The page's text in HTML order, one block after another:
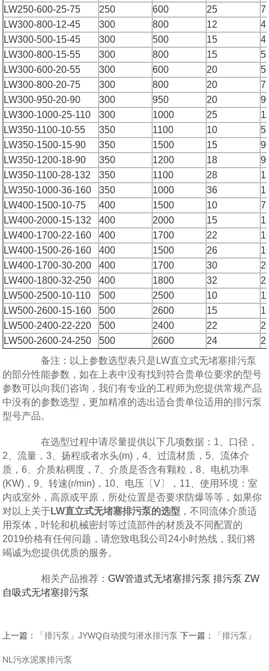
LW250-600-25-75 250 600 25
LW300-800-12-45
300 800 12
LW300-500-15-45
300 500 15
LW300-800-15-55
300 800 15
LW300-600-20-55
300 600 20
LW300-800-20-75
300 800 20
LW300-950-20-90
300 950 20
LW300-1000-25-110
300 1000 25
LW350-1100-10-55
350 1100 10
LW350-1500-15-90
350 1500 15
LW350-1200-18-90
350 1200 18
LW350-1100-28-132
350 1100 28
LW350-1000-36-160
350 1000 36
LW400-1500-10-75
400 1500 10
LW400-2000-15-132
400 2000 15
LW400-1700-22-160
400 1700 22
LW400-1500-26-160
400 1500 26
LW400-1700-30-200
400 1700 30
LW400-1800-32-250
400 1800 32
LW500-2500-10-110
500 2500 10
LW500-2600-15-160
500 2600 15
LW500-2400-22-220
500 2400 22
LW500-2600-24-250
500 2600 24
备注：以上参数选型表只是LW直立式无堵塞排污泵
的部分性能参数，如在上表中没有找到符合贵单位要求的型号
参数可以向我们咨询，我们有专业的工程师为您提供常规产品
中没有的参数选型，更加精准的选出适合贵单位适用的排污泵
型号产品。
在选型过程中请尽量提供以下几项数据：1、口径，
2、流量，3、扬程或者水头(m)，4、过流材质，5、流体介
质，6、介质粘稠度，7、介质是否含有颗粒，8、电机功率
(KW)，9、转速(r/min)，10、电压〔V〕，11、使用环境：室
内或室外，高原或平原，所处位置是否要求防爆等等，如果你
对以上关于LW直立式无堵塞排污泵的选型 ，不同流体介质适
用泵体，叶轮和机械密封等过流部件的材质及不同配置的
2019价格有任何问题，请您致电我公司24小时热线，我们将
竭诚为您提供优质的服务。
相关产品推荐：GW管道式无堵塞排污泵 排污泵 ZW
自吸式无堵塞排污泵
上一篇： 「排污泵」JYWQ自动搅匀潜水排污泵 下一篇： 「排污泵」
NL污水泥浆排污泵